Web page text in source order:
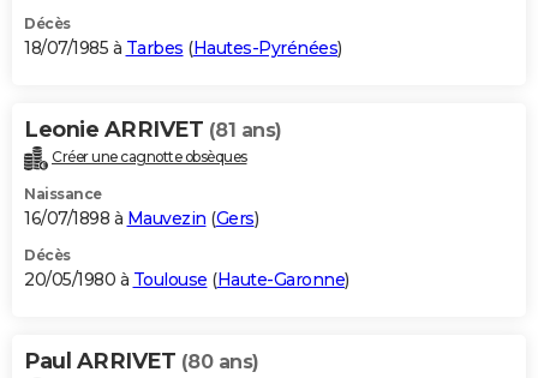
Décès
18/07/1985 à Tarbes (Hautes-Pyrénées)
Leonie ARRIVET (81 ans)
Créer une cagnotte obsèques
Naissance
16/07/1898 à Mauvezin (Gers)
Décès
20/05/1980 à Toulouse (Haute-Garonne)
Paul ARRIVET (80 ans)